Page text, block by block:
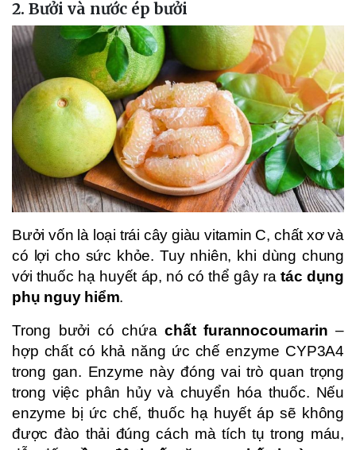
2. Bưởi và nước ép bưởi
Bưởi vốn là loại trái cây giàu vitamin C, chất xơ và
có lợi cho sức khỏe. Tuy nhiên, khi dùng chung
với thuốc hạ huyết áp, nó có thể gây ra tác dụng
phụ nguy hiểm.
Trong bưởi có chứachất furannocoumarin –
hợp chất có khả năng ức chế enzyme CYP3A4
trong gan. Enzyme này đóng vai trò quan trọng
trong việc phân hủy và chuyển hóa thuốc. Nếu
enzyme bị ức chế, thuốc hạ huyết áp sẽ không
được đào thải đúng cách mà tích tụ trong máu,